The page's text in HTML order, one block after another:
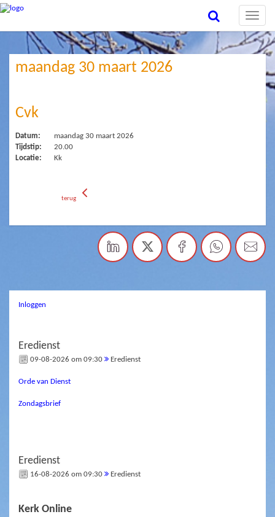
Toggle
maandag 30 maart 2026
Cvk
Datum:
maandag 30 maart 2026
Tijdstip:
20.00
Locatie:
Kk
terug
Inloggen
Eredienst
09-08-2026 om 09:30 Eredienst
Orde van Dienst
Zondagsbrief
Eredienst
16-08-2026 om 09:30 Eredienst
Kerk Online